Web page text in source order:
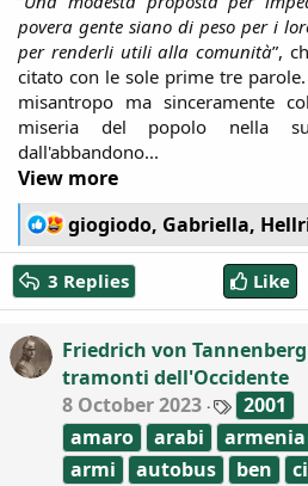
povera gente siano di peso per i
per renderli utili alla comunità”,
citato con le sole prime tre
misantropo ma sinceramente
miseria del popolo nella
dall'abbandono...​
View more
R
e
a
c
t
o
n
s
:
giogiodo, Gabriella,
3 Replies Like
Friedrich von Tannenberg
tramonti dell'Occidente
8 October 2023
T
a
g
s
2001
amaro
arabi
armenia
armi
autobus ben